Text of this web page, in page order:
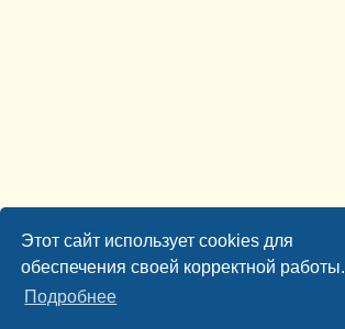
Этот сайт использует cookies для
обеспечения своей корректной работы.
Подробнее